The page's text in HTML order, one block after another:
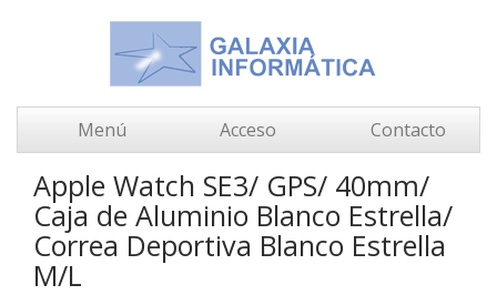
Menú Acceso Contacto
Apple Watch SE3/ GPS/ 40mm/
Caja de Aluminio Blanco Estrella/
Correa Deportiva Blanco Estrella
M/L